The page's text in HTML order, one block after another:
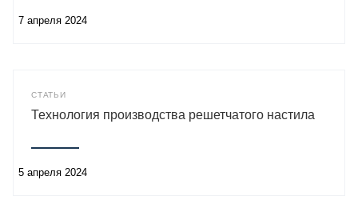
7 апреля 2024
СТАТЬИ
Технология производства решетчатого настила
5 апреля 2024